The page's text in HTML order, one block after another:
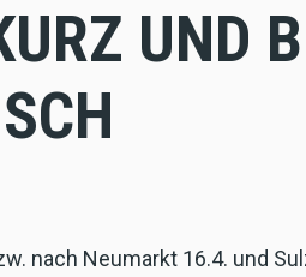
UND
nach Neumarkt 16.4. und